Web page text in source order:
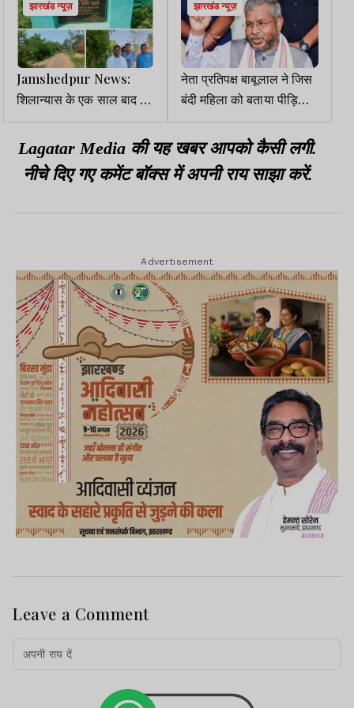
झारखंड न्यूज़
Jamshedpur News:
शिलान्यास के एक साल बाद भी
नहीं बनी सड़क, मुसावनी
प्रखंड प्रमुख ने दी चेतावनी
झारखंड न्यूज़
नेता प्रतिपक्ष बाबूलाल ने जिस
बंदी महिला को बताया पीड़िता,
उसी महिला ने कहा- मेरे साथ
कोई शोषण नहीं हुआ
Lagatar Media की यह खबर आपको कैसी लगी.
नीचे दिए गए कमेंट बॉक्स में अपनी राय साझा करें.
Advertisement
Leave a Comment